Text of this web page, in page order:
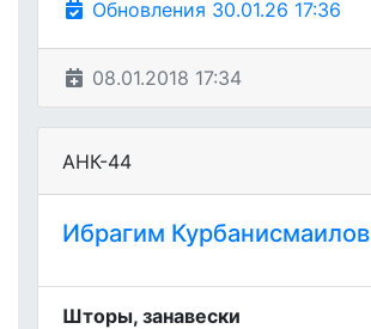
Обновления 30.01.26 17:36
08.01.2018 17:34
АНК-44
Ибрагим Курбанисмаилов
Шторы, занавески